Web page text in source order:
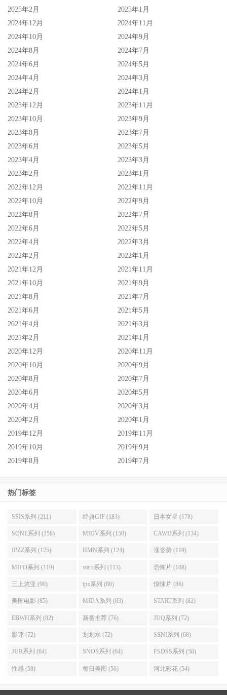
2025年2月
2025年1月
2024年12月
2024年11月
2024年10月
2024年9月
2024年8月
2024年7月
2024年6月
2024年5月
2024年4月
2024年3月
2024年2月
2024年1月
2023年12月
2023年11月
2023年10月
2023年9月
2023年8月
2023年7月
2023年6月
2023年5月
2023年4月
2023年3月
2023年2月
2023年1月
2022年12月
2022年11月
2022年10月
2022年9月
2022年8月
2022年7月
2022年6月
2022年5月
2022年4月
2022年3月
2022年2月
2022年1月
2021年12月
2021年11月
2021年10月
2021年9月
2021年8月
2021年7月
2021年6月
2021年5月
2021年4月
2021年3月
2021年2月
2021年1月
2020年12月
2020年11月
2020年10月
2020年9月
2020年8月
2020年7月
2020年6月
2020年5月
2020年4月
2020年3月
2020年2月
2020年1月
2019年12月
2019年11月
2019年10月
2019年9月
2019年8月
2019年7月
热门标签
SSIS系列 (211) 经典GIF (183) 日本女星 (178)
SONE系列 (158) MIDV系列 (150) CAWD系列 (134)
IPZZ系列 (125) HMN系列 (124) 涨姿势 (119)
MIFD系列 (119) stars系列 (113) 恐怖片 (108)
三上悠亚 (90) ipx系列 (88) 惊悚片 (86)
美国电影 (85) MIDA系列 (83) START系列 (82)
EBWH系列 (82) 新番推荐 (76) JUQ系列 (72)
影评 (72) 划划水 (72) SSNI系列 (68)
JUR系列 (64) SNOS系列 (64) FSDSS系列 (58)
性感 (58) 每日美图 (56) 河北彩花 (54)